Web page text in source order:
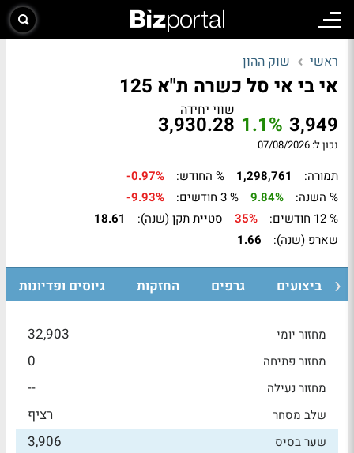
ראשי שוק ההון
אי בי אי סל כשרה ת"א 125
3,949
1.1%
שווי יחידה
3,930.28
נכון ל: 07/08/2026
תמורה: 1,298,761 % החודש:
-0.97%
% השנה:
9.84% % 3 חודשים:
-9.93%
% 12 חודשים:
35% סטיית תקן (שנה):
18.61
שארפ (שנה):
1.66
ביצועים גרפים החזקות גיוסים ופדיונות
מחזור יומי 32,903
מחזור פתיחה 0
מחזור נעילה --
שלב מסחר רציף
שער בסיס 3,906